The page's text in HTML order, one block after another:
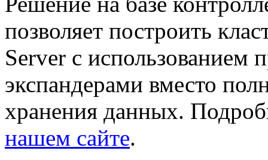
позволяет построить
Server с использованием
экспандерами вместо
хранения данных.
нашем сайте.